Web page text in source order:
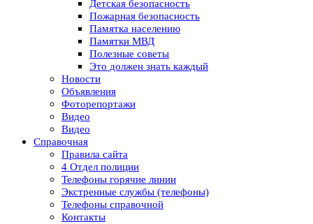
Детская безопасность
Пожарная безопасность
Памятка населению
Памятки МВД
Полезные советы
Это должен знать каждый
Новости
Объявления
Фоторепортажи
Видео
Видео
Справочная
Правила сайта
4 Отдел полиции
Телефоны горячие линии
Экстренные службы (телефоны)
Телефоны справочной
Контакты